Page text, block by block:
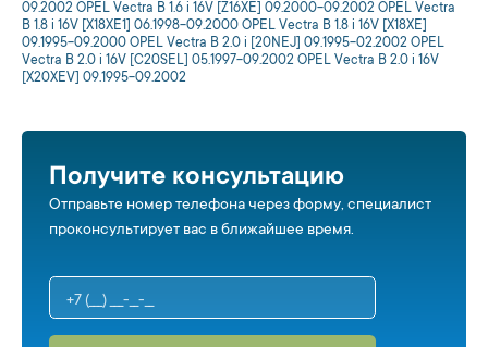
09.2002 OPEL Vectra B 1.6 i 16V [Z16XE] 09.2000-09.2002 OPEL Vectra
B 1.8 i 16V [X18XE1] 06.1998-09.2000 OPEL Vectra B 1.8 i 16V [X18XE]
09.1995-09.2000 OPEL Vectra B 2.0 i [20NEJ] 09.1995-02.2002 OPEL
Vectra B 2.0 i 16V [C20SEL] 05.1997-09.2002 OPEL Vectra B 2.0 i 16V
[X20XEV] 09.1995-09.2002
Получите консультацию
Отправьте номер телефона через форму, специалист
проконсультирует вас в ближайшее время.